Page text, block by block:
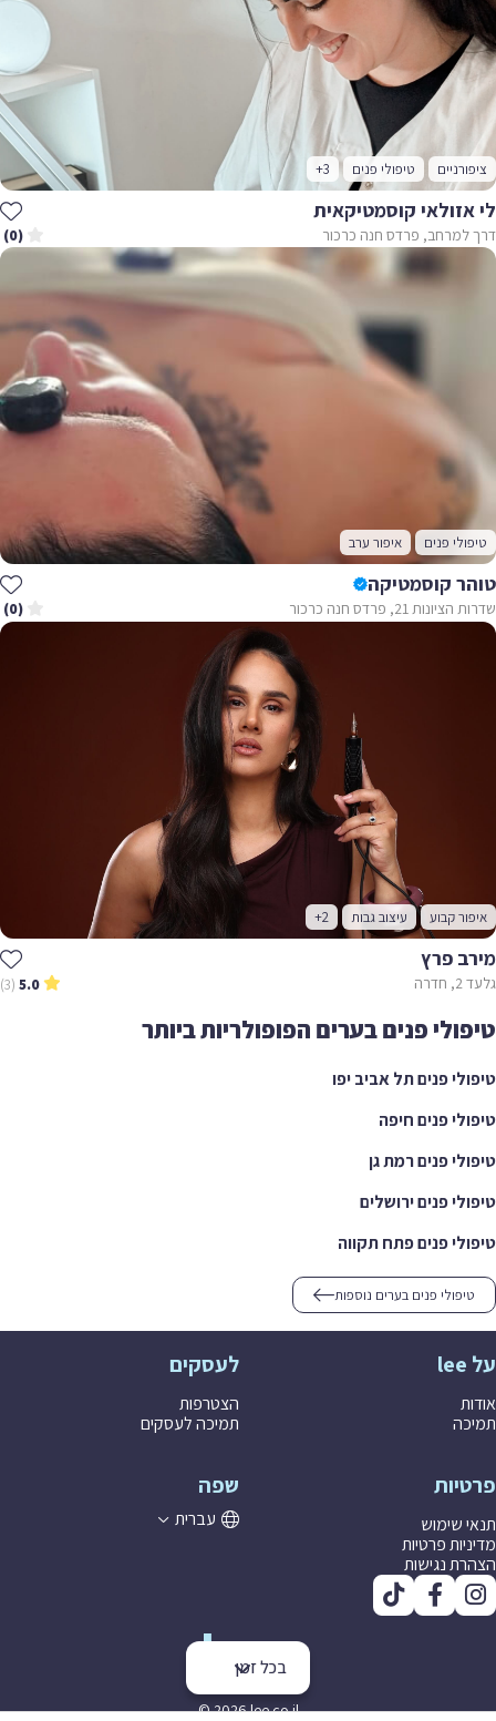
ציפורניים טיפולי פנים +3
לי אזולאי קוסמטיקאית
דרך למרחב, פרדס חנה כרכור (0)
טיפולי פנים איפור ערב
טוהר קוסמטיקה
שדרות הציונות 21, פרדס חנה כרכור (0)
איפור קבוע עיצוב גבות +2
מירב פרץ
גלעד 2, חדרה 5.0
(3)
בכל זמן
טיפולי פנים בערים הפופולריות ביותר
טיפולי פנים תל אביב יפו
טיפולי פנים חיפה
טיפולי פנים רמת גן
טיפולי פנים ירושלים
טיפולי פנים פתח תקווה
טיפולי פנים בערים נוספות
על lee
אודות
תמיכה
לעסקים
הצטרפות
תמיכה לעסקים
פרטיות
תנאי שימוש
מדיניות פרטיות
הצהרת נגישות
שפה
עברית
© 2026 lee co il